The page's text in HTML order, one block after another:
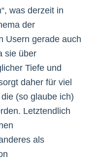
was derzeit in
der
Usern gerade auch
sie über
Tiefe und
daher für viel
(so glaube ich)
Letztendlich
als